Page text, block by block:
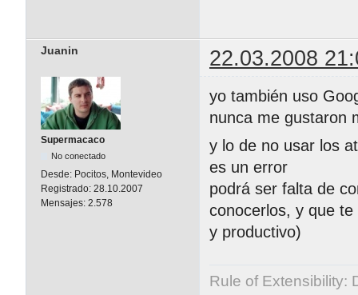
Juanin 22.03.2008
Supermacaco
No conectado
Desde: Pocitos, Montevideo
Registrado: 28.10.2007
Mensajes: 2.578
yo también uso
nunca me gustaron
y lo de no usar los
es un error
podrá ser falta de
conocerlos, y que
y productivo)
Rule of Extensibility: